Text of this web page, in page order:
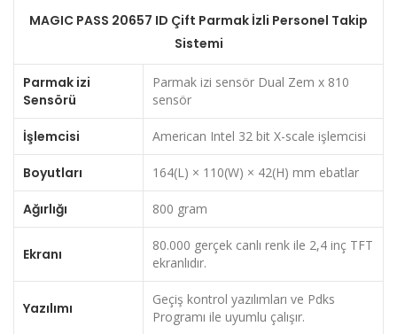
MAGIC PASS 20657 ID Çift Parmak İzli Personel Takip
Sistemi
Parmak izi
Sensörü
Parmak izi sensör Dual Zem x 810
sensör
İşlemcisi American Intel 32 bit X-scale işlemcisi
Boyutları 164(L) × 110(W) × 42(H) mm ebatlar
Ağırlığı 800 gram
Ekranı
80.000 gerçek canlı renk ile 2,4 inç TFT
ekranlıdır.
Yazılımı
Geçiş kontrol yazılımları ve Pdks
Programı ile uyumlu çalışır.